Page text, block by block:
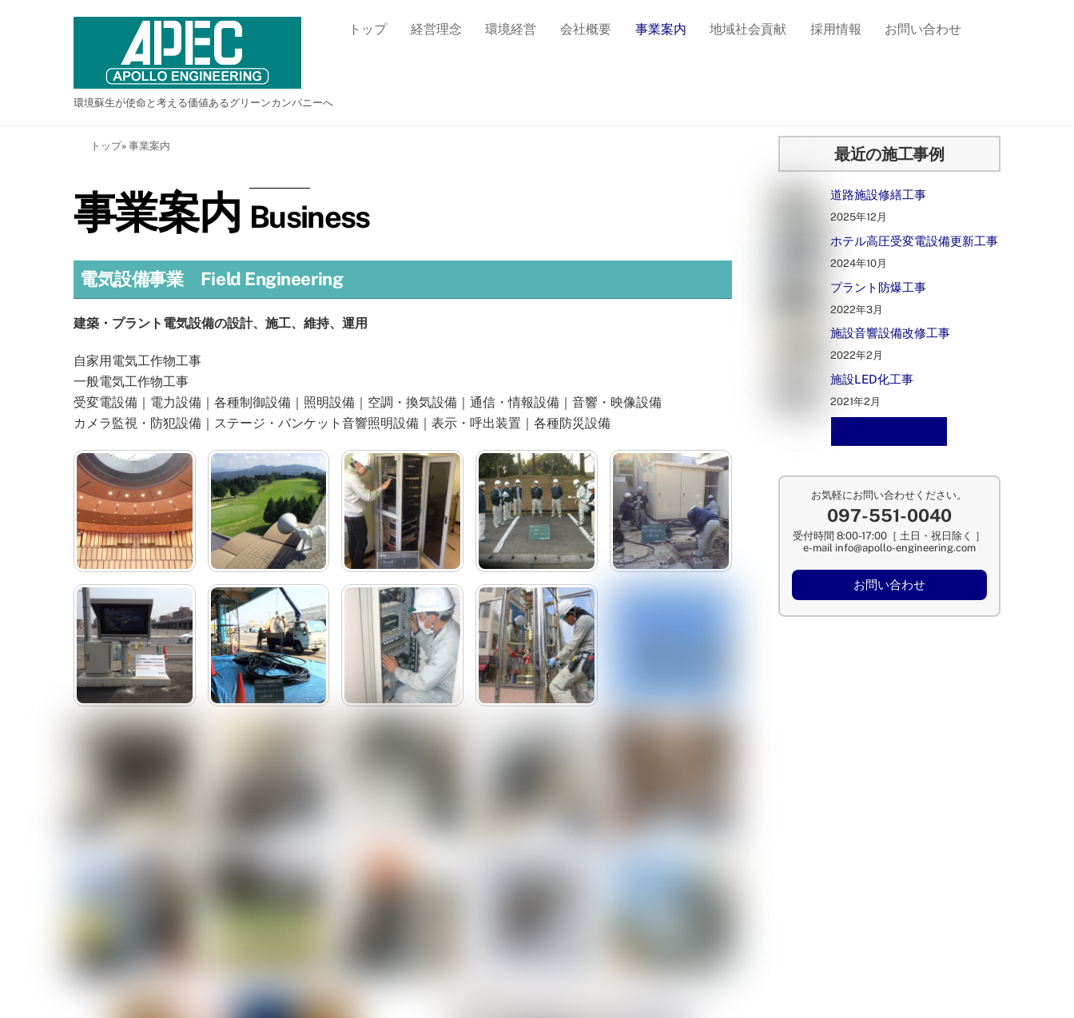
環境蘇生が使命と考える価値あるグリーンカンパニーへ
トップ 経営理念 環境経営 会社概要 事業案内 地域社会貢献 採用情報 お問い合わせ
トップ» 事業案内
事業案内 Business
電気設備事業 Field Engineering
建築・プラント電気設備の設計、施工、維持、運用
自家用電気工作物工事
一般電気工作物工事
受変電設備｜電力設備｜各種制御設備｜照明設備｜空調・換気設備｜通信・情報設備｜音響・映像設備
カメラ監視・防犯設備｜ステージ・バンケット音響照明設備｜表示・呼出装置｜各種防災設備
最近の施工事例
道路施設修繕工事
2025年12月
ホテル高圧受変電設備更新工事
2024年10月
プラント防爆工事
2022年3月
施設音響設備改修工事
2022年2月
施設LED化工事
2021年2月
お気軽にお問い合わせください。
097-551-0040
受付時間 8:00-17:00［ 土日・祝日除く ］
e-mail info@apollo-engineering.com
お問い合わせ